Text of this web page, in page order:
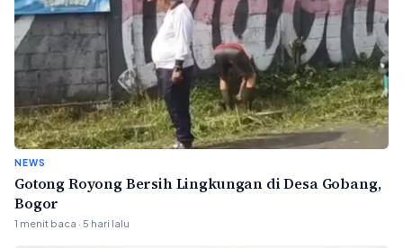
NEWS
Gotong Royong Bersih Lingkungan di Desa Gobang,
Bogor
1 menit baca · 5 hari lalu